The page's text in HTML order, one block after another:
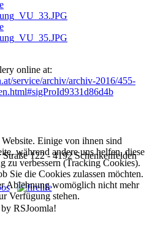
online at:
service/archiv/archiv-2016/455-
122 - 4192 Schenkenfelden
by RSJoomla!
Einige von ihnen sind
während andere uns helfen, diese
zu verbessern (Tracking Cookies).
Sie die Cookies zulassen möchten.
Ablehnung womöglich nicht mehr
Verfügung stehen.